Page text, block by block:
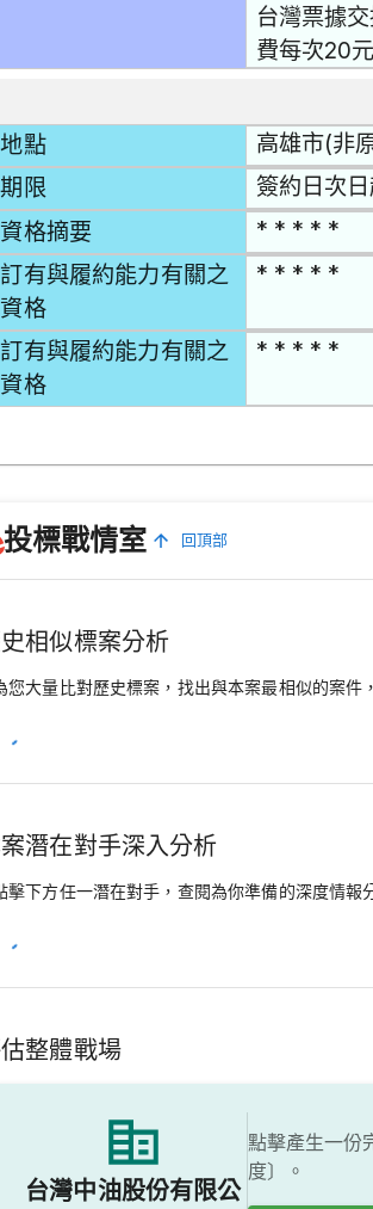
台灣票據
費每次20
點 高雄市(非
限 簽約日次
格摘要 * * * * *
有與履約能力有關之
格
* * * * *
有與履約能力有關之
格
* * * * *
投標戰情室 回頂部
相似標案分析
您大量比對歷史標案，找出與本案最相似的案件
潛在對手深入分析
擊下方任一潛在對手，查閱為你準備的深度情報
整體戰場
台灣中油股份有限公
點擊產生一份
度〕。